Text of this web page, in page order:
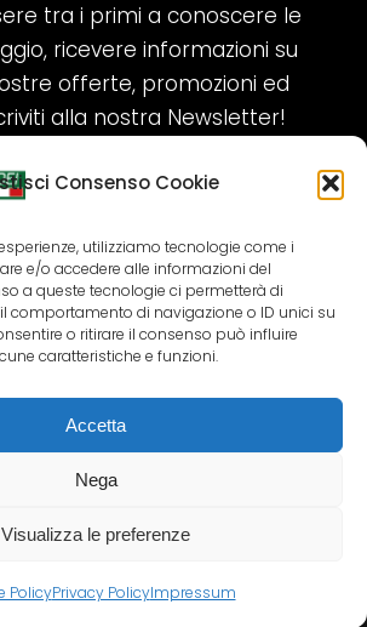
Consenso Cookie
utilizziamo tecnologie come i
e/o accedere alle informazioni del
a queste tecnologie ci permetterà di
comportamento di navigazione o ID unici su
o ritirare il consenso può influire
caratteristiche e funzioni.
Accetta
Nega
Visualizza le preferenze
PolicyPrivacy PolicyImpressum
tra i primi a conoscere le
ricevere informazioni su
offerte, promozioni ed
alla nostra Newsletter!
ISCRIVITI ORA!
SUI NOSTRI SOCIAL
2018-2025 PALLENIUM TOURISM
SRL
E TOUR OPERATOR – P.IVA: